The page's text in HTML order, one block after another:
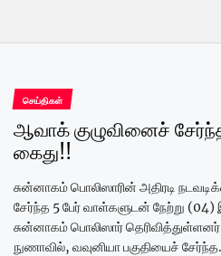
செய்திகள்
ஆவாக் குழுவினைச்
கைது!!
சுன்னாகம் பொலிஸாரின் அதிரடி
சேர்ந்த 5 பேர் வாள்களுடன் நேற்று
சுன்னாகம் பொலிஸார்
நுணாவில், வவுனியா பகுதியைச்